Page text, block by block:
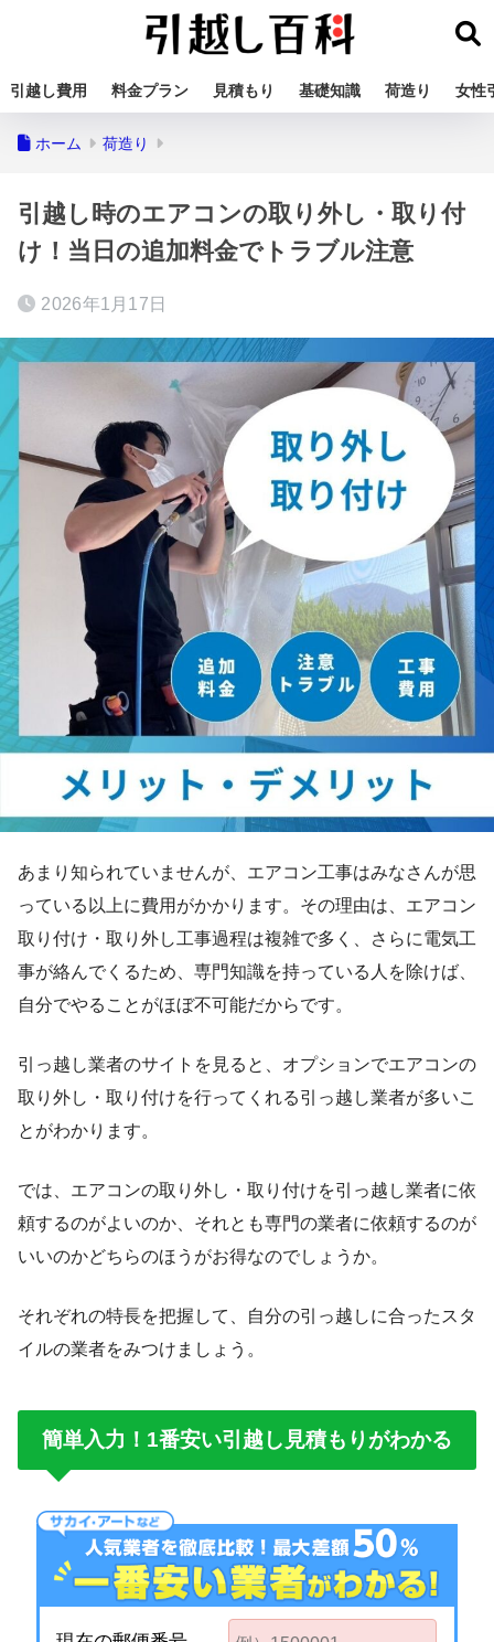
引越し費用 料金プラン 見積もり 基礎知識 荷造り 女性
ホーム 荷造り
引越し時のエアコンの取り外し・取り付
け！当日の追加料金でトラブル注意
2026年1月17日
あまり知られていませんが、エアコン工事はみなさんが思
っている以上に費用がかかります。その理由は、エアコン
取り付け・取り外し工事過程は複雑で多く、さらに電気工
事が絡んでくるため、専門知識を持っている人を除けば、
自分でやることがほぼ不可能だからです。
引っ越し業者のサイトを見ると、オプションでエアコンの
取り外し・取り付けを行ってくれる引っ越し業者が多いこ
とがわかります。
では、エアコンの取り外し・取り付けを引っ越し業者に依
頼するのがよいのか、それとも専門の業者に依頼するのが
いいのかどちらのほうがお得なのでしょうか。
それぞれの特長を把握して、自分の引っ越しに合ったスタ
イルの業者をみつけましょう。
簡単入力！1番安い引越し見積もりがわかる